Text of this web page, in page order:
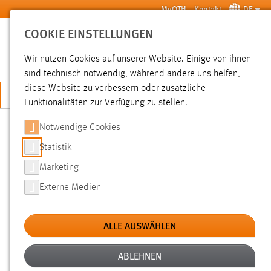
Zum Hauptinhalt springen MyOTH Kontakt DE
SUCHE
JETZT BEWERBEN
SUCHE
FILTER
Typ
Erstellungsdatum
COOKIE EINSTELLUNGEN
Wir nutzen Cookies auf unserer Website. Einige von ihnen
sind technisch notwendig, während andere uns helfen,
diese Website zu verbessern oder zusätzliche
Funktionalitäten zur Verfügung zu stellen.
Notwendige Cookies
Statistik
Marketing
Externe Medien
ALLE AUSWÄHLEN
ABLEHNEN